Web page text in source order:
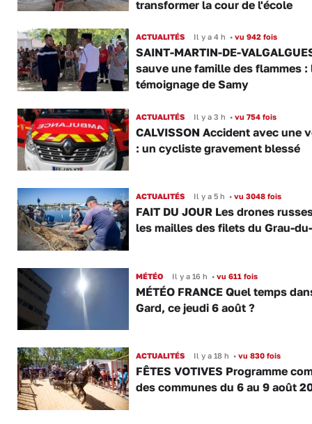
transformer la cour de l'école
ACTUALITÉS Il y a 4 h •vu 942 fois
SAINT-MARTIN-DE-
sauve une famille des flammes :
témoignage de Samy
ACTUALITÉS Il y a 3 h •vu 754 fois
CALVISSON Accident avec une
: un cycliste gravement blessé
ACTUALITÉS Il y a 5 h •vu 3048 fois
FAIT DU JOUR Les drones
les mailles des filets du Grau-
MÉTÉO Il y a 16 h •vu 611 fois
MÉTÉO FRANCE Quel temps
Gard, ce jeudi 6 août ?
ACTUALITÉS Il y a 18 h •vu 830 fois
FÊTES VOTIVES Programme
des communes du 6 au 9 août